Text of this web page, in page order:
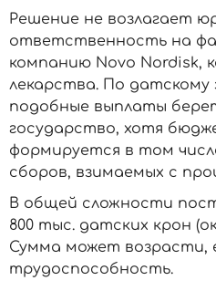
Решение не возлагает
ответственность на
компанию Novo Nordisk,
лекарства. По датскому
подобные выплаты
государство, хотя
формируется в том
сборов, взимаемых с
В общей сложности
800 тыс. датских крон
Сумма может возрасти,
трудоспособность.